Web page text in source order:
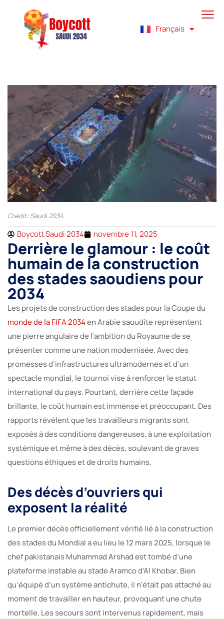
Français
Español
Credit: Saudi 2034
Boycott Saudi 2034 novembre 11, 2025
Derrière le glamour : le coût
humain de la construction
des stades saoudiens pour
2034
Les projets de construction des stades pour la Coupe du
monde de la FIFA 2034en Arabie saoudite représentent
une pierre angulaire de l’ambition du Royaume de se
présenter comme une nation modernisée. Avec des
promesses d’infrastructures ultramodernes et d’un
spectacle mondial, le tournoi vise à renforcer le statut
international du pays. Pourtant, derrière cette façade
brillante, le coût humain est immense et préoccupant. Des
rapports révèlent que les travailleurs migrants sont
exposés à des conditions dangereuses, à une exploitation
systémique et même à des décès, soulevant de graves
questions éthiques et de droits humains.
Des décès d’ouvriers qui
exposent la réalité
Le premier décès officiellement vérifié lié à la construction
des stades du Mondial a eu lieu le 12 mars 2025, lorsque le
chef pakistanais Muhammad Arshad est tombé d’une
plateforme instable au stade Aramco d’Al Khobar. Bien
qu’équipé d’un système antichute, il n’était pas attaché au
moment de travailler en hauteur, provoquant une chute
mortelle. Les secours sont intervenus rapidement, mais